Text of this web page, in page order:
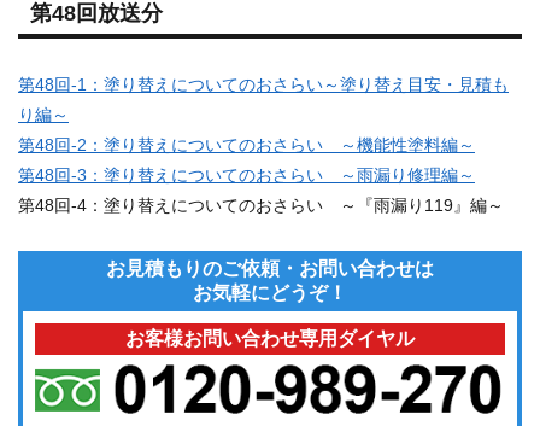
第48回放送分
第48回-1：塗り替えについてのおさらい～塗り替え目安・見積も
り編～
第48回-2：塗り替えについてのおさらい ～機能性塗料編～
第48回-3：塗り替えについてのおさらい ～雨漏り修理編～
第48回-4：塗り替えについてのおさらい ～『雨漏り119』編～
お見積もりのご依頼・お問い合わせは
お気軽にどうぞ！
お客様お問い合わせ専用ダイヤル